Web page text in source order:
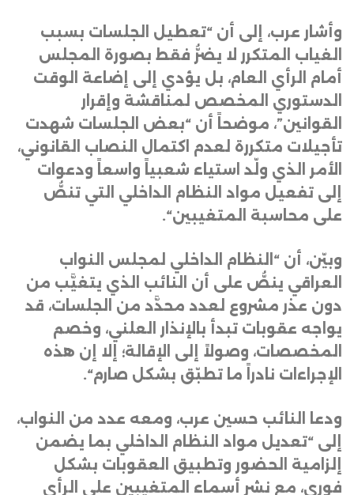
وأشار عرب، إلى أن “تعطيل الجلسات بسبب
الغياب المتكرر لا يضرُّ فقط بصورة المجلس
أمام الرأي العام، بل يؤدي إلى إضاعة الوقت
الدستوري المخصص لمناقشة وإقرار
القوانين”، موضحاً أن “بعض الجلسات شهدت
تأجيلات متكررة لعدم اكتمال النصاب القانوني،
الأمر الذي ولّد استياء شعبياً واسعاً ودعوات
إلى تفعيل مواد النظام الداخلي التي تنصُّ
على محاسبة المتغيبين“.
وبيّن، أن “النظام الداخلي لمجلس النواب
العراقي ينصُّ على أن النائب الذي يتغيَّب من
دون عذر مشروع لعدد محدَّد من الجلسات، قد
يواجه عقوبات تبدأ بالإنذار العلني، وخصم
المخصصات، وصولاً إلى الإقالة؛ إلا إن هذه
الإجراءات نادراً ما تطبّق بشكل صارم“.
ودعا النائب حسين عرب، ومعه عدد من النواب،
إلى “تعديل مواد النظام الداخلي بما يضمن
إلزامية الحضور وتطبيق العقوبات بشكل
فوري، مع نشر أسماء المتغيبين على الرأي